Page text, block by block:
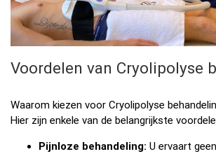
Voordelen van Cryolipolyse
Waarom kiezen voor Cryolipolyse
Hier zijn enkele van de belangrijkste
Pijnloze behandeling: U ervaart